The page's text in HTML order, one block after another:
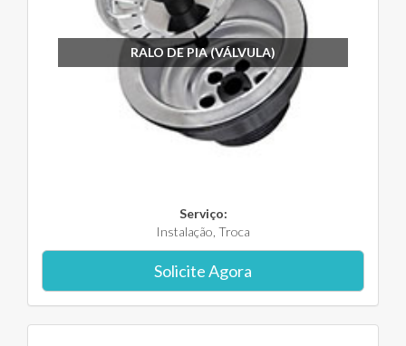
RALO DE PIA (VÁLVULA)
Serviço:
Instalação, Troca
Solicite Agora